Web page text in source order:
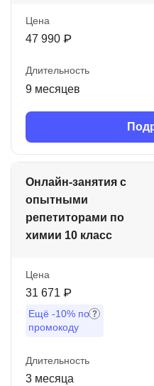
Цена
47 990 ₽
Длительность
9 месяцев
Онлайн-занятия с
опытными
репетиторами по
химии 10 класс
Цена
31 671 ₽
Ещё -10% по
промокоду
Длительность
3 месяца